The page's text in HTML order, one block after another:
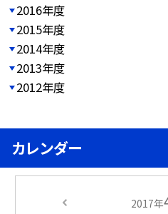
2016年度
2015年度
2014年度
2013年度
2012年度
カレンダー
2017年